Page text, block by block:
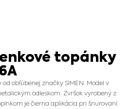
topánky
obľúbenej značky SIMEN. Model v
odleskom. Zvršok vyrobený z
je čierna aplikácia pri šnurovaní.